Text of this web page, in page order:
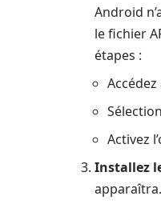
Android
le fichier
étapes :
Activez
Installez